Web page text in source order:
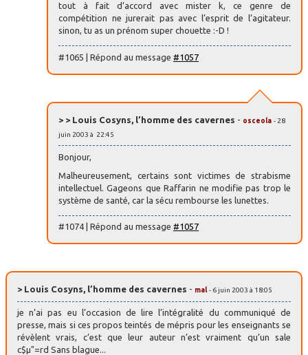
tout à fait d’accord avec mister k, ce genre de
compétition ne jurerait pas avec l’esprit de l’agitateur.
sinon, tu as un prénom super chouette :-D !
#1065 | Répond au message #1057
> > Louis Cosyns, l’homme des cavernes - osceola - 28
juin 2003 à 22:45
Bonjour,
Malheureusement, certains sont victimes de strabisme
intellectuel. Gageons que Raffarin ne modifie pas trop le
système de santé, car la sécu rembourse les lunettes.
#1074 | Répond au message #1057
> Louis Cosyns, l’homme des cavernes - mal - 6 juin 2003 à 18:05
je n’ai pas eu l’occasion de lire l’intégralité du communiqué de
presse, mais si ces propos teintés de mépris pour les enseignants se
révèlent vrais, c’est que leur auteur n’est vraiment qu’un sale
c$µ"=rd Sans blague...